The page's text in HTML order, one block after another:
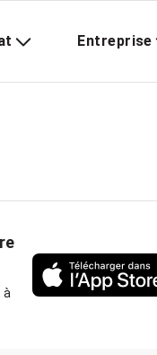
Entreprise
à